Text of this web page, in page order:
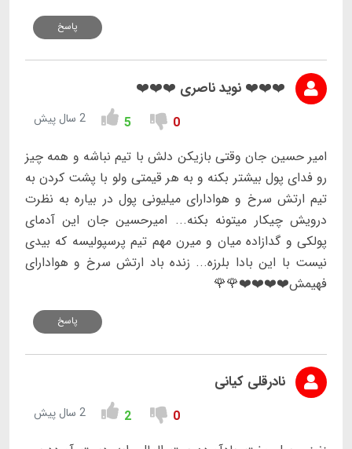
پاسخ
❤️❤️❤️ نوید ناصری ❤️❤️❤️
0
5 2 سال پیش
امیر حسین جان وقتی بازیکن دلش با تیم نباشه و همه چیز
رو فدای پول بیشتر بکنه و به هر قیمتی ولو با پشت کردن به
تیم ارتش سرخ و هوادارای میلیونی پول در بیاره به نظرت
درویش چیکار میتونه بکنه... امیرحسین جان این آدمای
پولکی و گدازاده میان و میرن مهم تیم پرسپولیسه که بیدی
نیست با این بادا بلرزه... زنده باد ارتش سرخ و هوادارای
فهیمش❤️❤️❤️❤️🌹🌹
پاسخ
نادرقلی کیانی
0
2 2 سال پیش